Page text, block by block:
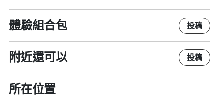
體驗組合包 投稿
附近還可以 投稿
所在位置